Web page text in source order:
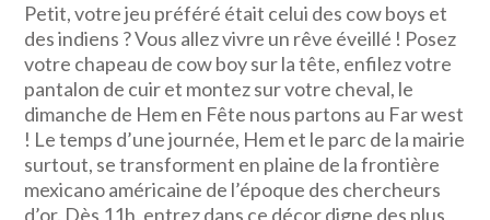
Petit, votre jeu préféré était celui des cow boys et
des indiens ? Vous allez vivre un rêve éveillé ! Posez
votre chapeau de cow boy sur la tête, enfilez votre
pantalon de cuir et montez sur votre cheval, le
dimanche de Hem en Fête nous partons au Far west
! Le temps d’une journée, Hem et le parc de la mairie
surtout, se transforment en plaine de la frontière
mexicano américaine de l’époque des chercheurs
d’or. Dès 11h, entrez dans ce décor digne des plus